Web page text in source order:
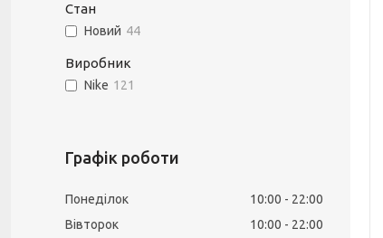
Стан
Новий 44
Виробник
Nike 121
Графік роботи
Понеділок 10:00
22:00
Вівторок
10:00
22:00